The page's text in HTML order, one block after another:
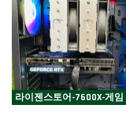
라이젠스토어-7600X-게임